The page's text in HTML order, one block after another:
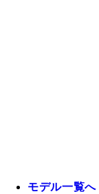
モデル一覧へ